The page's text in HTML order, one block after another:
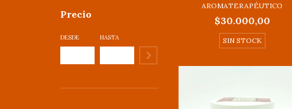
Precio
DESDE HASTA
AROMATERAPÉUTICO
$30.000,00
SIN STOCK